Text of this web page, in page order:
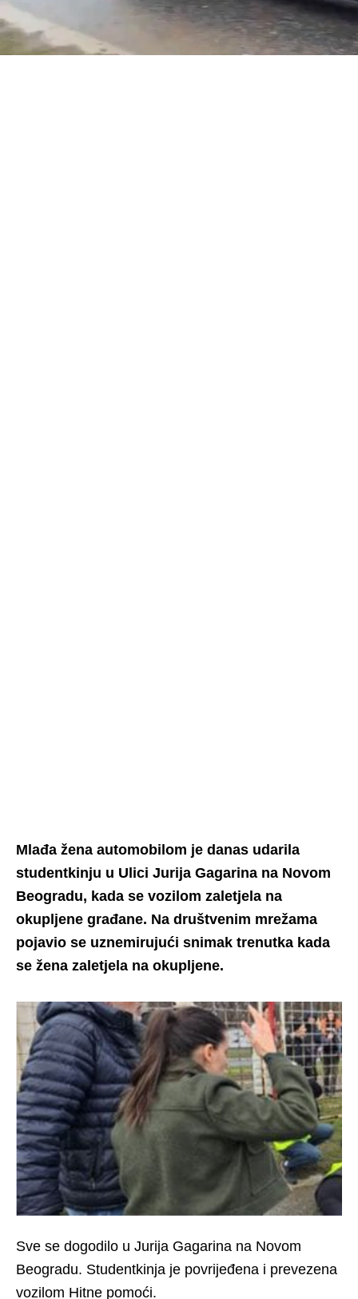
Mlađa žena automobilom je danas udarila
studentkinju u Ulici Jurija Gagarina na Novom
Beogradu, kada se vozilom zaletjela na
okupljene građane. Na društvenim mrežama
pojavio se uznemirujući snimak trenutka kada
se žena zaletjela na okupljene.
Sve se dogodilo u Jurija Gagarina na Novom
Beogradu. Studentkinja je povrijeđena i prevezena
vozilom Hitne pomoći.